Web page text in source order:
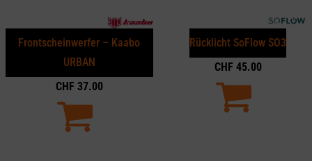
Frontscheinwerfer – Kaabo
URBAN
CHF 37.00
Rücklicht SoFlow SO3
CHF 45.00